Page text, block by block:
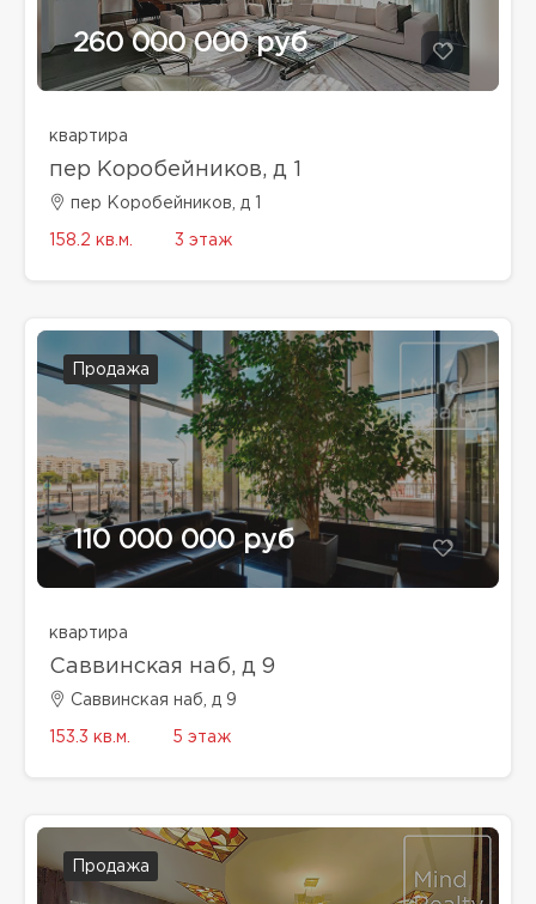
260 000 000 руб
квартира
пер Коробейников, д 1
пер Коробейников, д 1
158.2 кв.м. 3 этаж
Продажа
110 000 000 руб
квартира
Саввинская наб, д 9
Саввинская наб, д 9
153.3 кв.м. 5 этаж
Продажа